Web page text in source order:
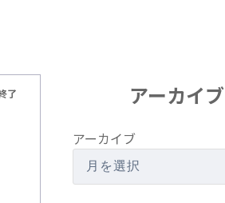
了 アーカイブ
アーカイブ